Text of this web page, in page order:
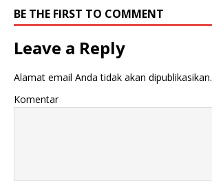
BE THE FIRST TO COMMENT
Leave a Reply
Alamat email Anda tidak akan dipublikasikan.
Komentar